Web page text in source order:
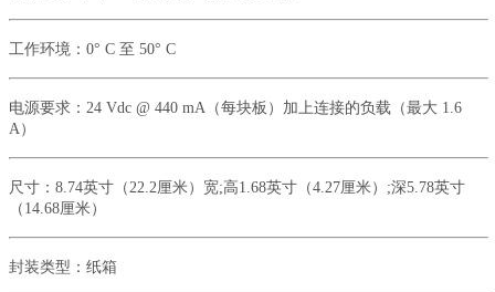
工作环境： 0° C 至 50° C
电源要求： 24 Vdc @ 440 mA （每块板）加上连接的负载（最大 1.6
A ）
尺寸： 8.74英寸（ 22.2厘米）宽;高1.68英寸（4.27厘米） ;深5.78英寸
（ 14.68厘米）
封装类型：纸箱